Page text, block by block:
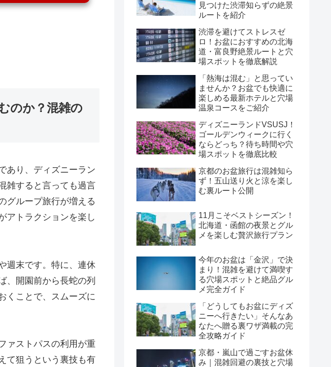
のか？混雑の
あり、ディズニーラン
雑すると言っても過言
グループ旅行が増える
アトラクションを楽し
週末です。特に、連休
、開園前から長蛇の列
くことで、スムーズに
ァストパスの利用が重
て狙うという裏技も有
見つけた渋滞知らずの絶景
ルートを紹介
渋滞を避けてストレスゼ
ロ！お盆におすすめの北海
道・富良野絶景ルートと穴
場スポットを徹底解説
「熱海は混む」と思ってい
ませんか？お盆でも快適に
楽しめる最新ホテルと穴場
温泉コースをご紹介
ディズニーランドVSUSJ！
ゴールデンウィークに行く
ならどっち？待ち時間や穴
場スポットを徹底比較
京都のお盆旅行は混雑知ら
ず！五山送り火と涼を楽し
む裏ルート公開
11月こそベストシーズン！
北海道・函館の夜景とグル
メを楽しむ贅沢旅行プラン
今年のお盆は「金沢」で決
まり！混雑を避けて満喫す
る穴場スポットと絶品グル
メ完全ガイド
「どうしてもお盆にディズ
ニーへ行きたい」そんなあ
なたへ贈る裏ワザ満載の完
全攻略ガイド
京都・嵐山で過ごすお盆休
み｜混雑回避の裏技と穴場